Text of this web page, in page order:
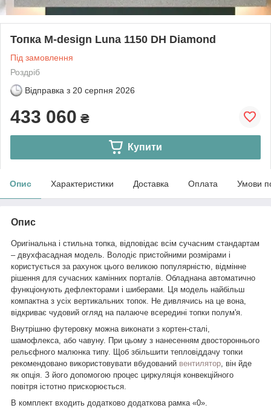
Топка M-design Luna 1150 DH Diamond
Під замовлення
Роздріб
Відправка з 20 серпня 2026
433 060 ₴
Купити
Опис Характеристики Доставка Оплата Умови
Опис
Оригінальна і стильна топка, відповідає всім сучасним стандартам
– двухфасадная модель. Володіє пристойними розмірами і
користується за рахунок цього великою популярністю, відмінне
рішення для сучасних камінних порталів. Обладнана автоматично
функціонують дефлекторами і шиберами. Ця модель найбільш
компактна з усіх вертикальних топок. Не дивлячись на це вона,
відкриває чудовий огляд на палаюче всередині топки полум'я.
Внутрішню футеровку можна виконати з кортен-сталі,
шамофлекса, або чавуну. При цьому з нанесенням двостороннього
рельєфного малюнка типу. Щоб збільшити тепловіддачу топки
рекомендовано використовувати вбудований вентилятор , він йде
як опція. З його допомогою процес циркуляція конвекційного
повітря істотно прискорюється.
В комплект входить додатково додаткова рамка «0».